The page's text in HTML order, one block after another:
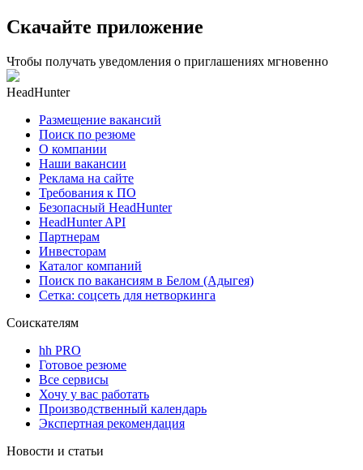
Скачайте приложение
Чтобы получать уведомления о приглашениях мгновенно
HeadHunter
Размещение вакансий
Поиск по резюме
О компании
Наши вакансии
Реклама на сайте
Требования к ПО
Безопасный HeadHunter
HeadHunter API
Партнерам
Инвесторам
Каталог компаний
Поиск по вакансиям в Белом (Адыгея)
Сетка: соцсеть для нетворкинга
Соискателям
hh PRO
Готовое резюме
Все сервисы
Хочу у вас работать
Производственный календарь
Экспертная рекомендация
Новости и статьи